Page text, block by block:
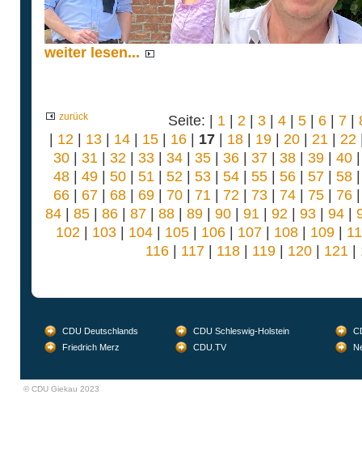
weiter lesen...
zurück Seite: | 1 | 2 | 3 | 4 | 5 | 6 | 7 |
| 12 | 13| 14| 15| 16| 17| 18| 19| 20| 21 | 22
30| 31 | 32 | 33| 34| 35| 36| 37| 38| 39| 40
48| 49| 50| 51 | 52 | 53| 54| 55| 56| 57| 58
66| 67| 68| 69| 70| 71 | 72 | 73| 74| 75| 76
84| 85| 86| 87| 88| 89| 90| 91 | 92 | 93| 94|
102 | 103 | 104 | 105 | 106 | 107 | 108 | 109 |
116 | 117 | 118 | 119 | 120 | 121 |
CDU Deutschlands CDU Schleswig-Holstein
Friedrich Merz
CDU.TV
© CDU Giekau 2023